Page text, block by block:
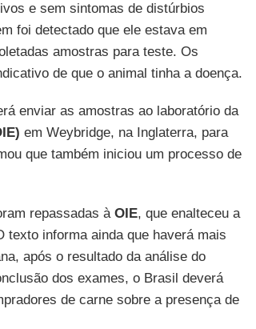
e sem sintomas de distúrbios
foi detectado que ele estava em
amostras para teste. Os
de que o animal tinha a doença.
enviar as amostras ao laboratório da
em Weybridge, na Inglaterra, para
que também iniciou um processo de
repassadas à OIE, que enalteceu a
texto informa ainda que haverá mais
após o resultado da análise do
dos exames, o Brasil deverá
de carne sobre a presença de